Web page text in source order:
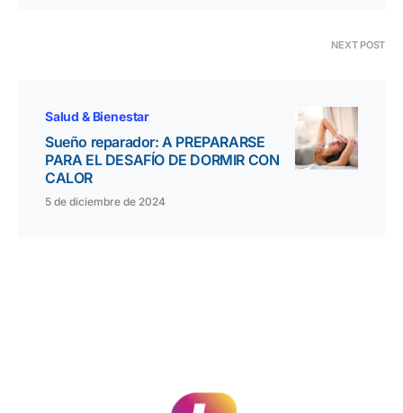
NEXT POST
Salud & Bienestar
Sueño reparador: A PREPARARSE
PARA EL DESAFÍO DE DORMIR CON
CALOR
5 de diciembre de 2024